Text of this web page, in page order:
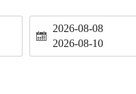
2026-08-08
2026-08-10